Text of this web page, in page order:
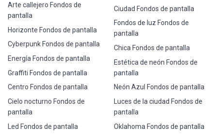
Arte callejero Fondos de
pantalla
Horizonte Fondos de pantalla
Cyberpunk Fondos de pantalla
Energía Fondos de pantalla
Graffiti Fondos de pantalla
Centro Fondos de pantalla
Cielo nocturno Fondos de
pantalla
Led Fondos de pantalla
Ciudad Fondos de pantalla
Fondos de luz Fondos de
pantalla
Chica Fondos de pantalla
Estética de neón Fondos de
pantalla
Neón Azul Fondos de pantalla
Luces de la ciudad Fondos de
pantalla
Oklahoma Fondos de pantalla